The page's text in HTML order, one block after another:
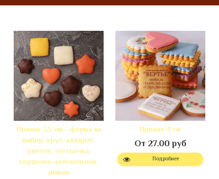
Пряник 3,5 см - форма на
выбор: круг, квадрат,
цветок, звездочка,
сердечко, колокольчик,
домик
Пряник 4 см
От 27.00 руб
Подробнее